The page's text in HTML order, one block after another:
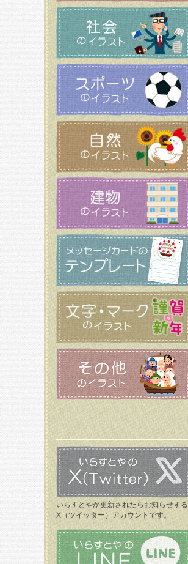
いらすとやが更新されたらお知らせする
X（ツイッター）アカウントです。